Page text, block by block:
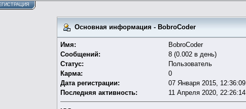
Основная информация - BobroCoder
Имя:
BobroCoder
Сообщений:
8 (0.002 в день)
Статус:
Пользователь
Карма:
0
Дата регистрации:
07 Января 2015, 12:36:09
Последняя активность:
11 Апреля 2020, 22:26:14